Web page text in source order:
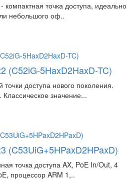
компактная точка доступа, идеально
небольшого оф..
(C52iG-5HaxD2HaxD-TC)
доступа нового поколения.
значение...
(C53UiG+5HPaxD2HPaxD)
точка доступа AX, PoE In/Out, 4
процессор ARM 1,..